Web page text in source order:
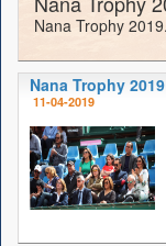
Nana Trophy
Nana Trophy 2019
11-04-2019